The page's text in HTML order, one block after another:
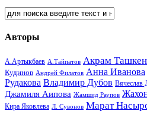
Авторы
А.Артыкбаев А.Тайпатов Акрам
Кудинов Андрей Филатов Анна Иванова
Рудакова Владимир Дубов Вячеслав
Джамиля Аипова Жамшид Раупов
Кира Яковлева Л. Сувонов Марат